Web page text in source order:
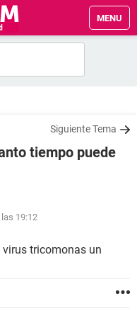
MENU
Siguiente Tema
tiempo puede
19:12
virus tricomonas un